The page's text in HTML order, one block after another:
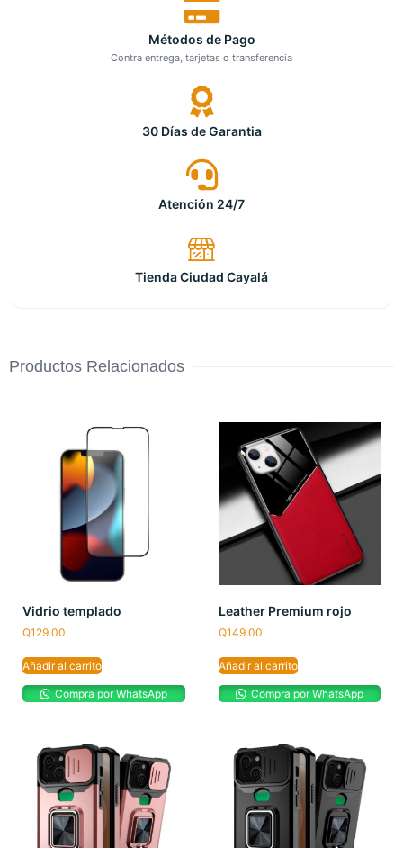
Métodos de Pago
Contra entrega, tarjetas o transferencia
30 Días de Garantia
Atención 24/7
Tienda Ciudad Cayalá
Productos Relacionados
Vidrio templado
Q129.00
Añadir al carrito
Compra por WhatsApp
Leather Premium rojo
Q149.00
Añadir al carrito
Compra por WhatsApp